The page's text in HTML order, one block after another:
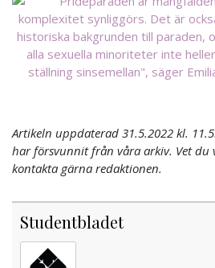
Artikeln uppdaterad 31.5.2022 kl.
har försvunnit från våra arkiv. Vet du
kontakta gärna redaktionen.
Studentbladet